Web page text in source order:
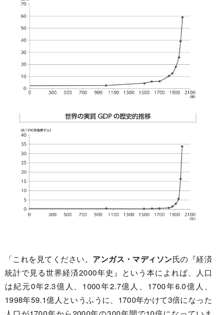
「これを見てください。 アンガス・マディソン氏の『経済
統計で見る世界経済2000年史』という本によれば、人口
は紀元0年2.3億人、1000年2.7億人、1700年6.0億人、
1998年59.1億人というふうに、1700年かけて3倍になった